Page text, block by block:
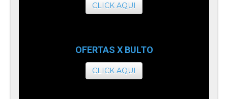
CLICK AQUI
OFERTAS X BULTO
CLICK AQUI